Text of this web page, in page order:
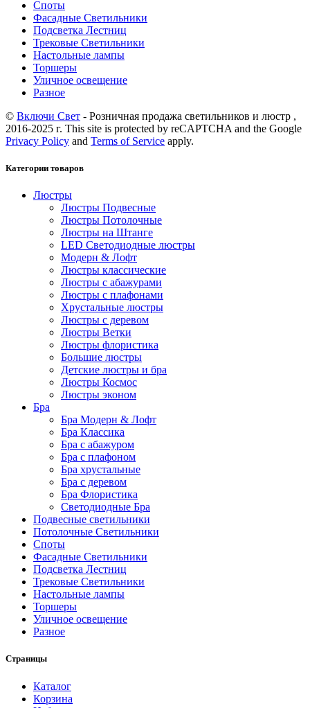
Споты
Фасадные Светильники
Подсветка Лестниц
Трековые Светильники
Настольные лампы
Торшеры
Уличное освещение
Разное
© Включи Свет - Розничная продажа светильников и люстр ,
2016-2025 г. This site is protected by reCAPTCHA and the Google
Privacy Policy and Terms of Service apply.
Категории товаров
Люстры
Люстры Подвесные
Люстры Потолочные
Люстры на Штанге
LED Светодиодные люстры
Модерн & Лофт
Люстры классические
Люстры с абажурами
Люстры с плафонами
Хрустальные люстры
Люстры с деревом
Люстры Ветки
Люстры флористика
Большие люстры
Детские люстры и бра
Люстры Космос
Люстры эконом
Бра
Бра Модерн & Лофт
Бра Классика
Бра с абажуром
Бра с плафоном
Бра хрустальные
Бра с деревом
Бра Флористика
Светодиодные Бра
Подвесные светильники
Потолочные Светильники
Споты
Фасадные Светильники
Подсветка Лестниц
Трековые Светильники
Настольные лампы
Торшеры
Уличное освещение
Разное
Страницы
Каталог
Корзина